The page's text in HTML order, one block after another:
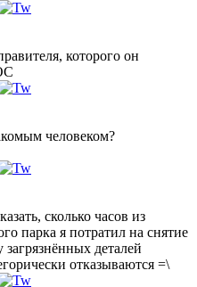
которого он
человеком?
сколько часов из
парка я потратил на снятие
деталей
отказываются =\